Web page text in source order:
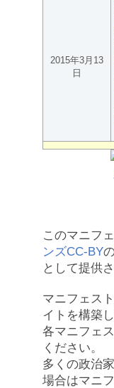
2015年3月13
日
このマニフ
ンズCC-BY
として提供
マニフェス
イトを構築
各マニフェ
ください。
多くの政治
場合はマニ